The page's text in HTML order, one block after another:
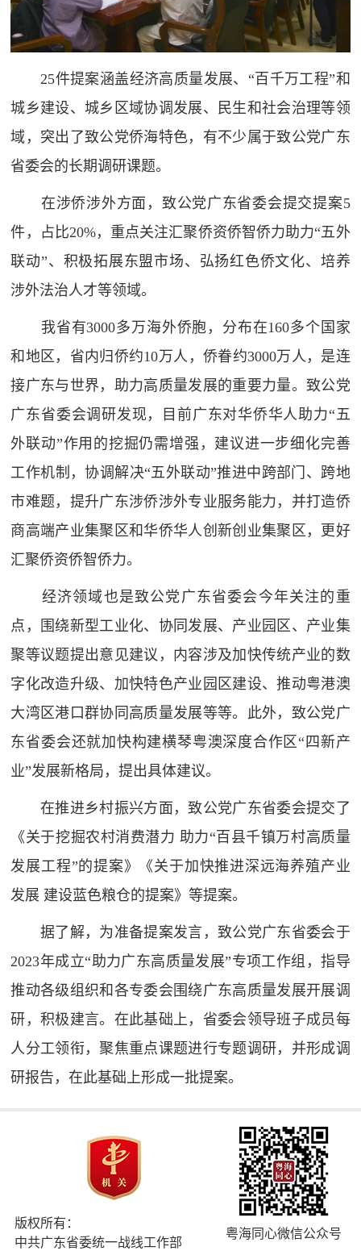
25件提案涵盖经济高质量发展、“百千万工程”和
城乡建设、城乡区域协调发展、民生和社会治理等领
域，突出了致公党侨海特色，有不少属于致公党广东
省委会的长期调研课题。
在涉侨涉外方面，致公党广东省委会提交提案5
件，占比20%，重点关注汇聚侨资侨智侨力助力“五外
联动”、积极拓展东盟市场、弘扬红色侨文化、培养
涉外法治人才等领域。
我省有3000多万海外侨胞，分布在160多个国家
和地区，省内归侨约10万人，侨眷约3000万人，是连
接广东与世界，助力高质量发展的重要力量。致公党
广东省委会调研发现，目前广东对华侨华人助力“五
外联动”作用的挖掘仍需增强，建议进一步细化完善
工作机制，协调解决“五外联动”推进中跨部门、跨地
市难题，提升广东涉侨涉外专业服务能力，并打造侨
商高端产业集聚区和华侨华人创新创业集聚区，更好
汇聚侨资侨智侨力。
经济领域也是致公党广东省委会今年关注的重
点，围绕新型工业化、协同发展、产业园区、产业集
聚等议题提出意见建议，内容涉及加快传统产业的数
字化改造升级、加快特色产业园区建设、推动粤港澳
大湾区港口群协同高质量发展等等。此外，致公党广
东省委会还就加快构建横琴粤澳深度合作区“四新产
业”发展新格局，提出具体建议。
在推进乡村振兴方面，致公党广东省委会提交了
《关于挖掘农村消费潜力 助力“百县千镇万村高质量
发展工程”的提案》《关于加快推进深远海养殖产业
发展 建设蓝色粮仓的提案》等提案。
据了解，为准备提案发言，致公党广东省委会于
2023年成立“助力广东高质量发展”专项工作组，指导
推动各级组织和各专委会围绕广东高质量发展开展调
研，积极建言。在此基础上，省委会领导班子成员每
人分工领衔，聚焦重点课题进行专题调研，并形成调
研报告，在此基础上形成一批提案。
版权所有：
中共广东省委统一战线工作部
粤海同心微信公众号